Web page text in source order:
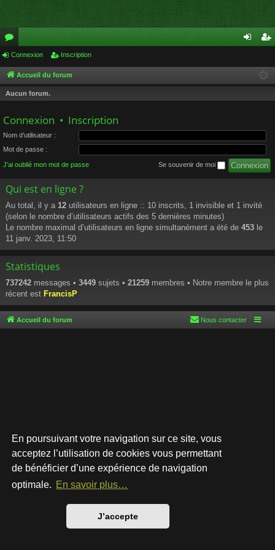
En poursuivant votre navigation sur ce site, vous
acceptez l’utilisation de cookies vous permettant
de bénéficier d’une expérience de navigation
optimale. En savoir plus…
J’accepte
or
u
m
cri
Connexion Inscription
Accueil du forum
Aucun forum.
Connexion • Inscription
Nom d’utilisateur :
Mot de passe :
J’ai oublié mon mot de passe Se souvenir de moi
Qui est en ligne ?
Au total, il y a 12 utilisateurs en ligne :: 10 inscrits, 1 invisible et 1 invité
(selon le nombre d’utilisateurs actifs des 5 dernières minutes)
Le nombre maximal d’utilisateurs en ligne simultanément a été de 453 le
11 janv. 2023, 11:50
Statistiques
737242 messages • 3449 sujets • 21259 membres • Notre membre le plus
récent est FrancisP
Accueil du forum Nous contacter
Développé parphpBB® Forum Software © phpBB Limited
Style par
Traduction française officielle